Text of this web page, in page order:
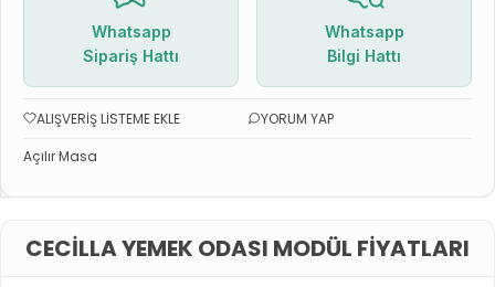
Whatsapp
Sipariş Hattı
Whatsapp
Bilgi Hattı
ALIŞVERIŞ LISTEME EKLE
YORUM YAP
Açılır Masa
CECILLA YEMEK ODASI MODÜL FIYATLARI